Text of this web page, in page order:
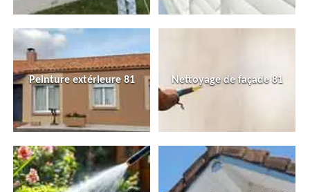
Peinture extérieure 81 Nettoyage de façade 81